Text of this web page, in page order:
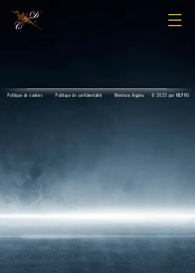
Politique de cookies Politique de confidentialité Mentions légales © 2025 par MLPRO